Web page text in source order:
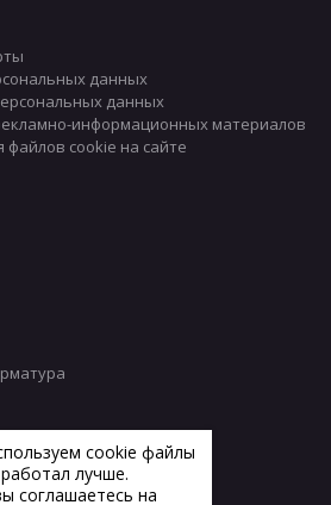
данных
данных
информационных материалов
файлов cookie на сайте
cookie файлы
лучше.
соглашаетесь на